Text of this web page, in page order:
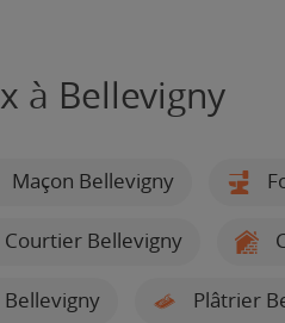
à Bellevigny
Maçon Bellevigny
Courtier Bellevigny
Plâtrier